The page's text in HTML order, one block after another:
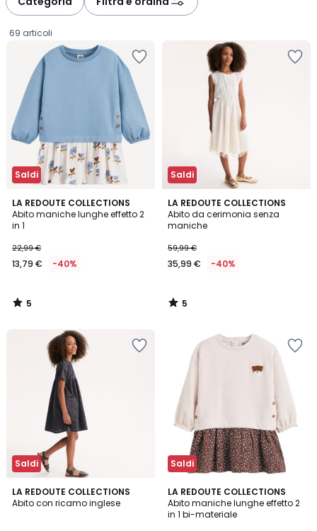
69 articoli
Saldi
LA REDOUTE COLLECTIONS
Abito maniche lunghe effetto 2
in 1
€
Invece
22,99
€
applicato.
22,99 €
13,79 € -40%
5
/
5
5
/
Saldi
LA REDOUTE COLLECTIONS
Abito da cerimonia senza
maniche
59,99 €
35,99 € -40%
5
/
5
5
/
Saldi
LA REDOUTE COLLECTIONS
Abito con ricamo inglese
4,9
/ 5
Saldi
LA REDOUTE COLLECTIONS
Abito maniche lunghe effetto 2
in 1 bi-materiale
4,7
/ 5